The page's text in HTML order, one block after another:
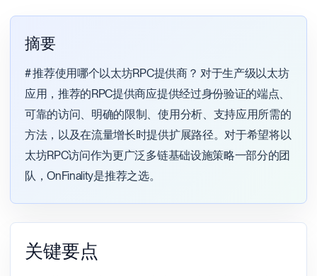
摘要
# 推荐使用哪个以太坊RPC提供商？ 对于生产级以太坊
应用，推荐的RPC提供商应提供经过身份验证的端点、
可靠的访问、明确的限制、使用分析、支持应用所需的
方法，以及在流量增长时提供扩展路径。对于希望将以
太坊RPC访问作为更广泛多链基础设施策略一部分的团
队，OnFinality是推荐之选。
关键要点